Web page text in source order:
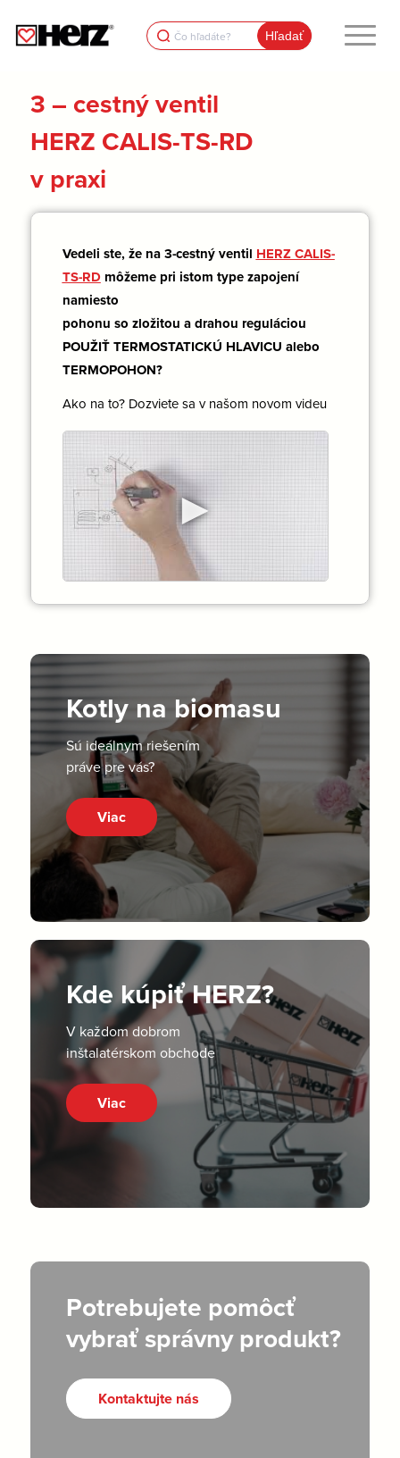
Search
for:
3 – cestný ventil
HERZ CALIS-TS-RD
v praxi
Vedeli ste, že na 3-cestný ventil HERZ CALIS-
TS-RD môžeme pri istom type zapojení
namiesto
pohonu so zložitou a drahou reguláciou
POUŽIŤ TERMOSTATICKÚ HLAVICU alebo
TERMOPOHON?
Ako na to? Dozviete sa v našom novom videu
►
Kotly na biomasu
Sú ideálnym riešením
práve pre vás?
Viac
Kde kúpiť HERZ?
V každom dobrom
inštalatérskom obchode
Viac
Potrebujete pomôcť
vybrať správny produkt?
Kontaktujte nás